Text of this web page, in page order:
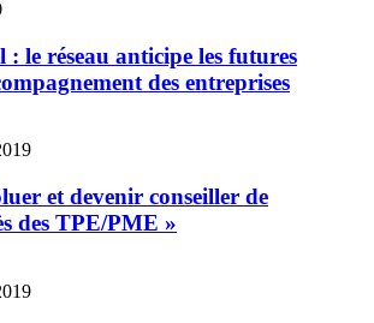
: le réseau anticipe les futures
des entreprises
et devenir conseiller de
des TPE/PME »